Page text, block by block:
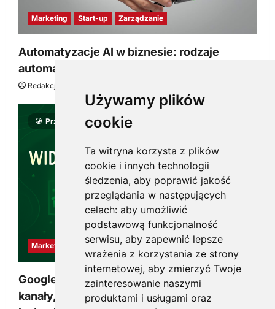
Używamy plików
cookie
Ta witryna korzysta z plików
cookie i innych technologii
śledzenia, aby poprawić jakość
przeglądania w następujących
celach: aby umożliwić
podstawową funkcjonalność
serwisu, aby zapewnić lepsze
wrażenia z korzystania ze strony
internetowej, aby zmierzyć Twoje
zainteresowanie naszymi
produktami i usługami oraz
Marketing Start-up Zarządzanie
Automatyzacje AI w biznesie: rodzaje
automatyzacji i korzyści dla Twojej firmy
Redakcja KnowMore.pl
Przeczytano 8 minut
Marketing
Google Ads, SEO i analityka – jak połączyć
kanały, żeby reklama pracowała dłużej niż do